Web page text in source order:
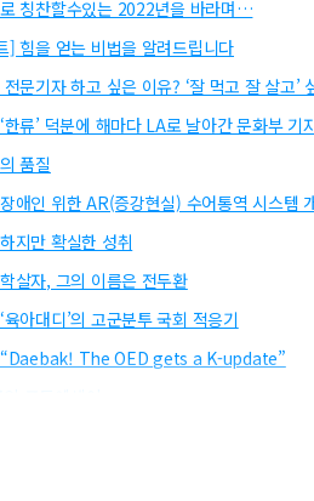
칭찬할수있는 2022년을 바라며…
] 힘을 얻는 비법을 알려드립니다
문기자 하고 싶은 이유? ‘잘 먹고 잘 살고’
한류’ 덕분에 해마다 LA로 날아간 문화부 기
품질
애인 위한 AR(증강현실) 수어통역 시스템
지만 확실한 성취
살자, 그의 이름은 전두환
아대디’의 고군분투 국회 적응기
The OED gets a K-update”